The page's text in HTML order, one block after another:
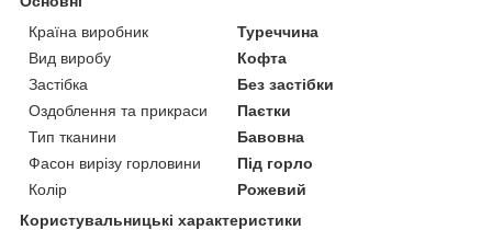
Країна виробник
Туреччина
Вид виробу
Кофта
Застібка
Без застібки
Оздоблення та прикраси
Паєтки
Тип тканини
Бавовна
Фасон вирізу горловини
Під горло
Колір
Рожевий
Користувальницькі характеристики